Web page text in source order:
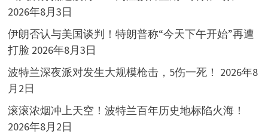
2026年8月3日
伊朗否认与美国谈判！特朗普称“今天下午开始”再遭
打脸 2026年8月3日
波特兰深夜派对发生大规模枪击，5伤一死！ 2026年8
月2日
滚滚浓烟冲上天空！波特兰百年历史地标陷火海！
2026年8月2日